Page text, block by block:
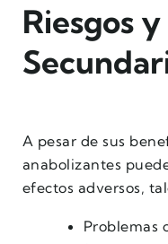
Riesgos
A pesar de sus
anabolizantes
efectos adversos,
Problemas